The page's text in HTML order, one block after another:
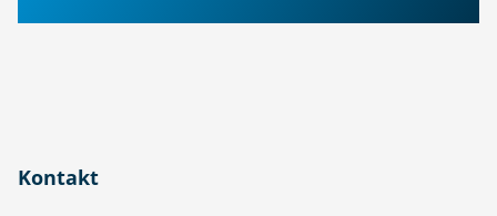
Kontakt